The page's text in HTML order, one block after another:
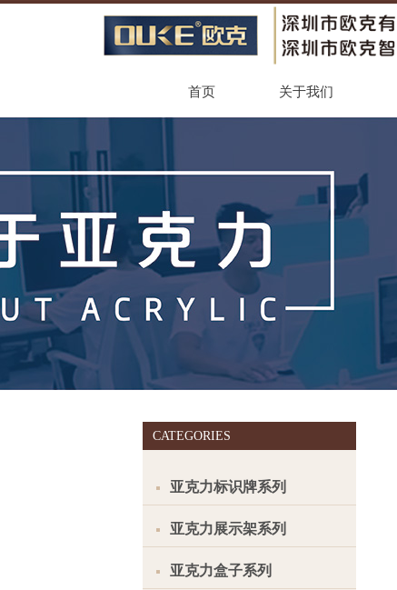
首页 关于我们
CATEGORIES
亚克力标识牌系列
亚克力展示架系列
亚克力盒子系列